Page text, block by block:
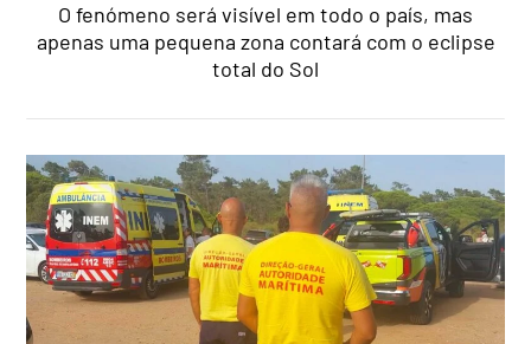
O fenómeno será visível em todo o país, mas
apenas uma pequena zona contará com o eclipse
total do Sol